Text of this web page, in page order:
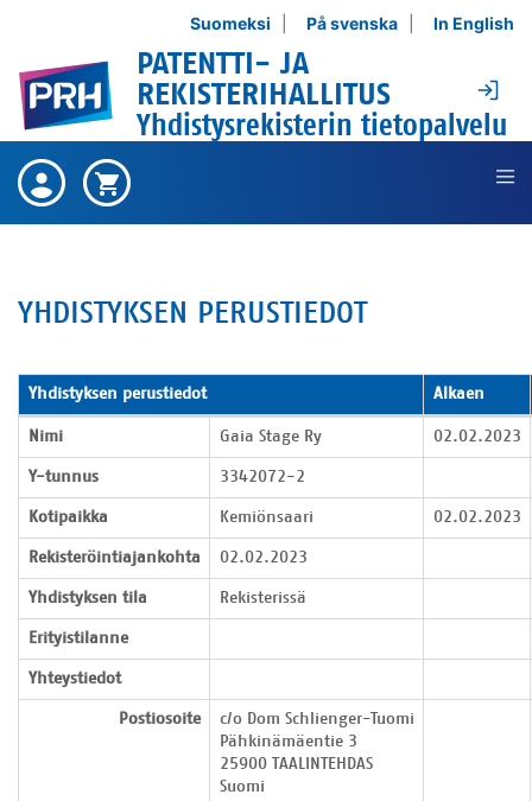
Suomeksi På svenska In English
PATENTTI- JA
REKISTERIHALLITUS
Yhdistysrekisterin tietopalvelu
Ei ostettuja tuotteita ,
Ostetut
tuotteet
Ostoskori on tyhjä ,
Ostoskori
YHDISTYKSEN PERUSTIEDOT
Yhdistyksen perustiedot
Yhdistyksen perustiedot Alkaen
Nimi Gaia Stage Ry 02.02.2023
Y-tunnus 3342072-2
Kotipaikka Kemiönsaari 02.02.2023
Rekisteröintiajankohta 02.02.2023
Yhdistyksen tila Rekisterissä
Erityistilanne
Yhteystiedot
Postiosoite
c/o Dom Schlienger-Tuomi
Pähkinämäentie 3
25900 TAALINTEHDAS
Suomi